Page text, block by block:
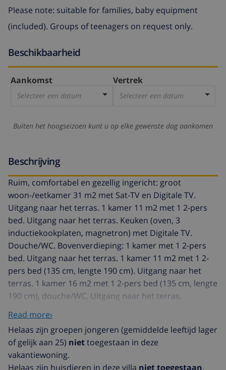
Please note: suitable for families, baby equipment
(included). Groups of teenagers on request only.
Beschikbaarheid
Aankomst
Selecteer een datum
Vertrek
Selecteer een datum
Buiten het hoogseizoen kunt u op elke gewenste dag aankomen
Beschrijving
Ruim, comfortabel en gezellig ingericht: groot
woon-/eetkamer 31 m2 met Sat-TV en Digitale TV.
Uitgang naar het terras. 1 kamer 11 m2 met 1 2-pers
bed. Uitgang naar het terras. Keuken (oven, 3
inductiekookplaten, magnetron) met Digitale TV.
Douche/WC. Bovenverdieping: 1 kamer met 1 2-pers
bed. Uitgang naar het terras. 1 kamer 11 m2 met 1 2-
pers bed (135 cm, lengte 190 cm). Uitgang naar het
terras. 1 kamer 16 m2 met 1 2-pers bed (135 cm, lengte
190 cm), douche/WC. Uitgang naar het terras.
Bad/douche/bidet/WC. Terrasmeubelen, barbecue,
ligstoelen, zitgelegenheid. Uitzicht op het dal en de
stad. Ter beschikking: wasmachine, kinderstoel,
kinderbed tot 2 jaar. Internet (Internet (WiFi), gratis).
Parkeerplaats (omheind). Geschikt voor families. AT-
Read more›
Helaas zijn groepen jongeren (gemiddelde leeftijd lager
of gelijk aan 25) niettoegestaan in deze
vakantiewoning.
Helaas zijn huisdieren in deze villa niet toegestaan.